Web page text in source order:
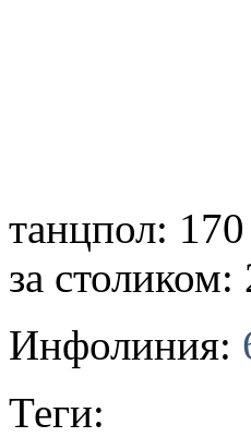
танцпол:
за
Инфолиния:
Теги: